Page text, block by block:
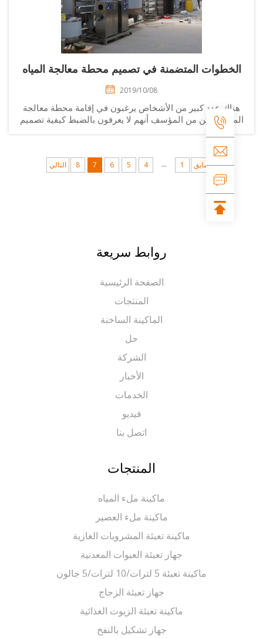
المتضمنة في تصميم محطة معالجة المياه
2019/10/08
عدد كبير من الأشخاص يرغبون في إقامة محطة معالجة
ولكن من المؤسف أنهم لا يعرفون بالضبط كيفية تصميم
السابق 1 التالي
روابط سريعة
الصفحة الرئيسية
المنتجات
الماكينة الساخنة
الشركة
الخدمات
اتصل بنا
المنتجات
ماكينة ملء المياه
ماكينة ملء العصير
ماكينة تعبئة المشروبات الغازية
جهاز تعبئة العبوات المعدنية
ماكينة تعبئة 5 لترات/10 لترات/5 جالون
جهاز تعبئة الزجاج
ماكينة تعبئة الزيوت الغذائية
جهاز تشكيل بالنفخ